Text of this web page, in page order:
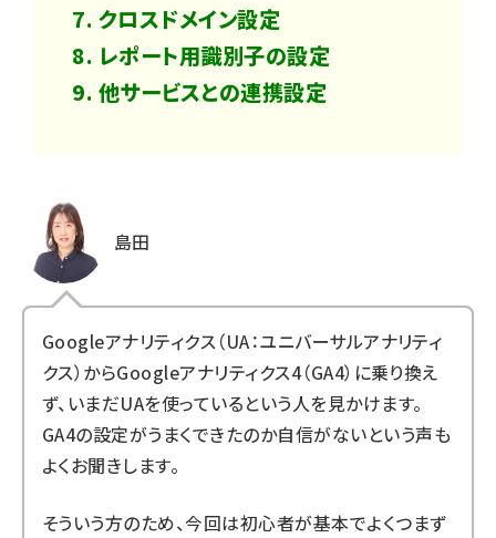
クロスドメイン設定
レポート用識別子の設定
他サービスとの連携設定
島田
Googleアナリティクス（UA：ユニバーサルアナリティ
クス）からGoogleアナリティクス4（GA4）に乗り換え
ず、いまだUAを使っているという人を見かけます。
GA4の設定がうまくできたのか自信がないという声も
よくお聞きします。
そういう方のため、今回は初心者が基本でよくつまず